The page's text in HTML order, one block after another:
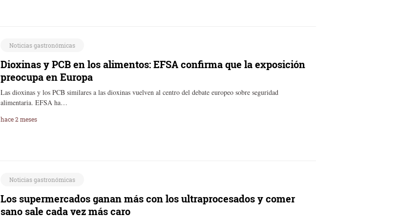
Noticias gastronómicas
Dioxinas y PCB en los alimentos: EFSA confirma que la exposición
preocupa en Europa
Las dioxinas y los PCB similares a las dioxinas vuelven al centro del debate europeo sobre seguridad
alimentaria. EFSA ha…
hace 2 meses
Noticias gastronómicas
Los supermercados ganan más con los ultraprocesados y comer
sano sale cada vez más caro